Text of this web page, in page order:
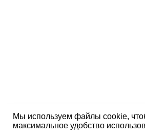
Мы используем файлы cookie,
максимальное удобство